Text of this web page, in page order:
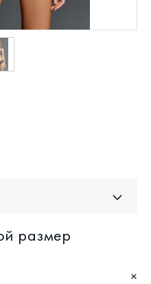
размер